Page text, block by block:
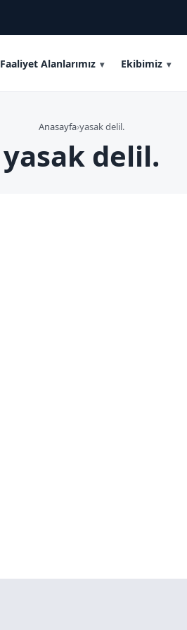
Faaliyet Alanlarımız Ekibimiz
Anasayfa›yasak delil.
yasak delil.